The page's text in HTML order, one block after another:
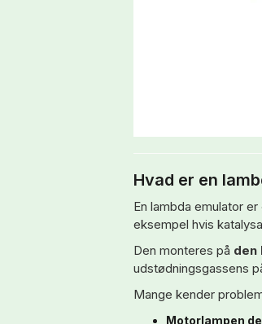
Hvad er en
En lambda emulator er
eksempel hvis
Den monteres på den
udstødningsgassens
Mange kender
Motorlampen